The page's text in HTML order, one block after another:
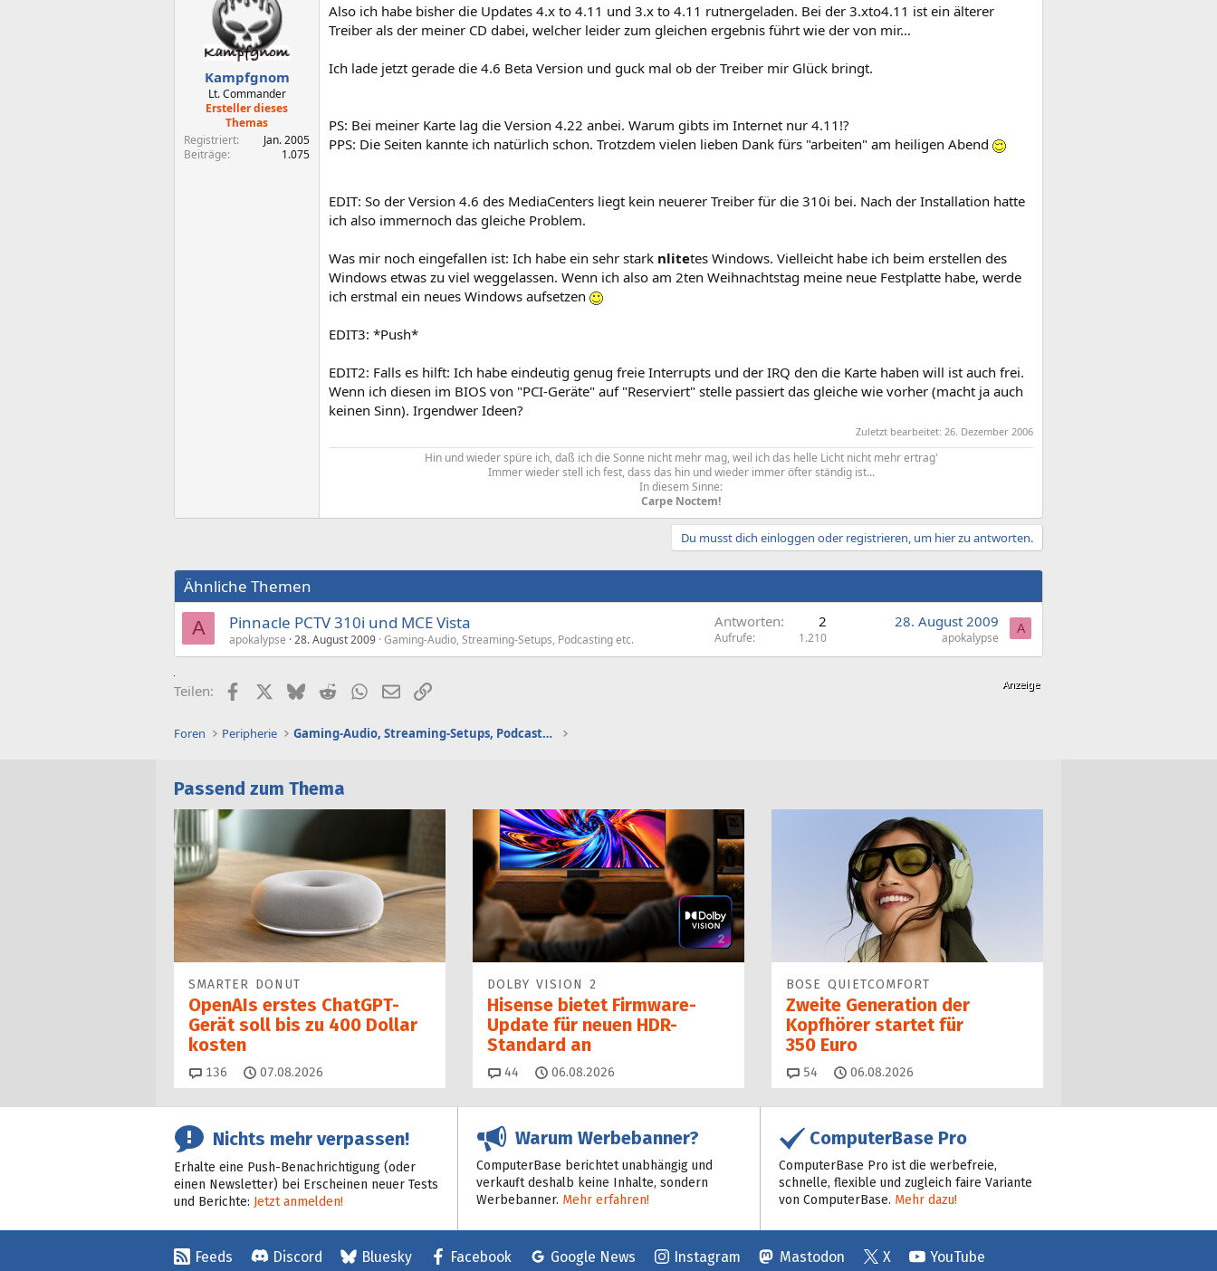
Kampfgnom
Lt. Commander
Ersteller dieses
Themas
Registriert
Jan. 2005
Beiträge
1.075
Also ich habe bisher die Updates 4.x to 4.11 und 3.x to 4.11 rutnergeladen. Bei der 3.xto4.11 ist ein älterer
Treiber als der meiner CD dabei, welcher leider zum gleichen ergebnis führt wie der von mir...
Ich lade jetzt gerade die 4.6 Beta Version und guck mal ob der Treiber mir Glück bringt.
PS: Bei meiner Karte lag die Version 4.22 anbei. Warum gibts im Internet nur 4.11!?
PPS: Die Seiten kannte ich natürlich schon. Trotzdem vielen lieben Dank fürs "arbeiten" am heiligen Abend
EDIT: So der Version 4.6 des MediaCenters liegt kein neuerer Treiber für die 310i bei. Nach der Installation hatte
ich also immernoch das gleiche Problem.
Was mir noch eingefallen ist: Ich habe ein sehr stark nlitetes Windows. Vielleicht habe ich beim erstellen des
Windows etwas zu viel weggelassen. Wenn ich also am 2ten Weihnachtstag meine neue Festplatte habe, werde
ich erstmal ein neues Windows aufsetzen
EDIT3: *Push*
EDIT2: Falls es hilft: Ich habe eindeutig genug freie Interrupts und der IRQ den die Karte haben will ist auch frei.
Wenn ich diesen im BIOS von "PCI-Geräte" auf "Reserviert" stelle passiert das gleiche wie vorher (macht ja auch
keinen Sinn). Irgendwer Ideen?
Zuletzt bearbeitet: 26. Dezember 2006
Hin und wieder spüre ich, daß ich die Sonne nicht mehr mag, weil ich das helle Licht nicht mehr ertrag'
Immer wieder stell ich fest, dass das hin und wieder immer öfter ständig ist...
In diesem Sinne:
Carpe Noctem!
Du musst dich einloggen oder registrieren, um hier zu antworten.
Ähnliche Themen
A Pinnacle PCTV 310i und MCE Vista
apokalypse 28. August 2009 Gaming-Audio, Streaming-Setups, Podcasting etc.
Antworten 2
Aufrufe 1.210
28. August 2009
apokalypse
A
Teilen: FacebookX (Twitter)
BlueskyRedditWhatsApp
E-MailLink
Foren Peripherie Gaming-Audio, Streaming-Setups, Podcasting etc.
Passend zum Thema
SMARTER DONUT
OpenAIs erstes ChatGPT-
Gerät soll bis zu 400 Dollar
kosten
136 Kommentare
07.08.2026
DOLBY VISION 2
Hisense bietet Firmware-
Update für neuen HDR-
Standard an
44 Kommentare
06.08.2026
BOSE QUIETCOMFORT
Zweite Generation der
Kopfhörer startet für
350 Euro
54 Kommentare
06.08.2026
Nichts mehr verpassen!
Erhalte eine Push-Benachrichtigung (oder
einen Newsletter) bei Erscheinen neuer Tests
und Berichte: Jetzt anmelden!
Warum Werbebanner?
ComputerBase berichtet unabhängig und
verkauft deshalb keine Inhalte, sondern
Werbebanner. Mehr erfahren!
ComputerBase Pro
ComputerBase Pro ist die werbefreie,
schnelle, flexible und zugleich faire Variante
von ComputerBase. Mehr dazu!
Feeds Discord Bluesky Facebook Google News Instagram Mastodon X YouTube